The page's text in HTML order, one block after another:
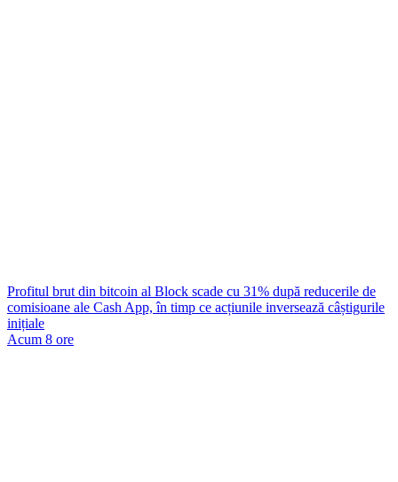
Profitul brut din bitcoin al Block scade cu 31% după reducerile de
comisioane ale Cash App, în timp ce acțiunile inversează câștigurile
inițiale
Acum 8 ore